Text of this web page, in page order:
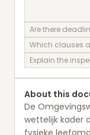
Are there
Which clauses
Explain the
About this
De
wettelijk kader
fysieke